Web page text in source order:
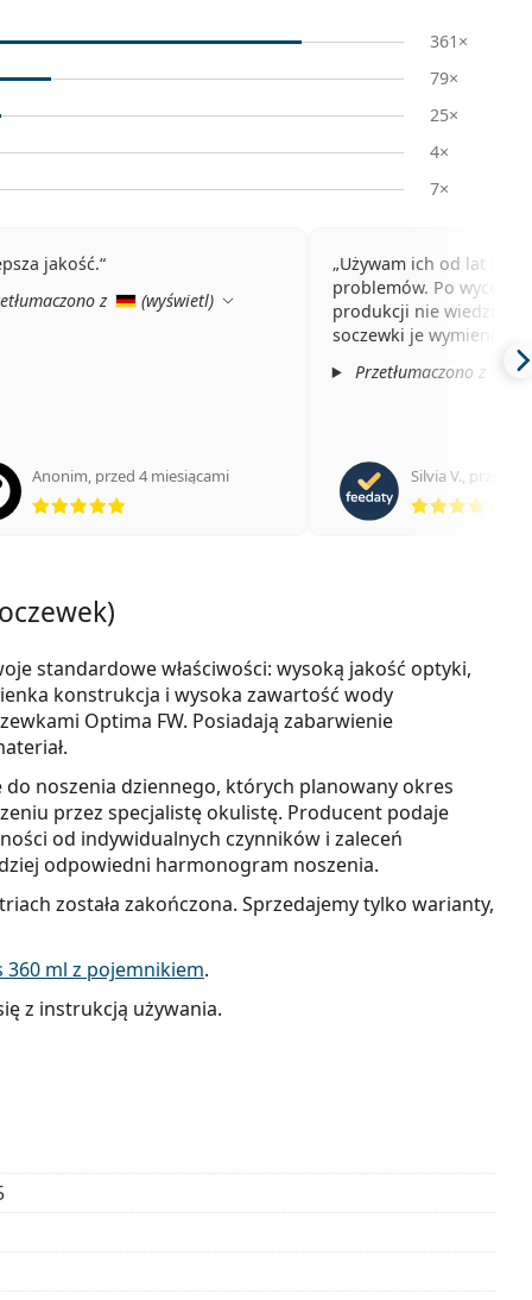
361×
79×
25×
4×
7×
jakość.
z
(wyświetl)
Anonim, przed 4 miesiącami
ocena 5 z 5
Używam ich od lat bez
problemów. Po
produkcji nie
soczewki je wymienić.
Przetłumaczono z
(
Silvia V., przed 8
standardowe właściwości: wysoką jakość optyki,
konstrukcja i wysoka zawartość wody
Optima FW. Posiadają zabarwienie
noszenia dziennego, których planowany okres
przez specjalistę okulistę. Producent podaje
od indywidualnych czynników i zaleceń
odpowiedni harmonogram noszenia.
została zakończona. Sprzedajemy tylko warianty,
360 ml z pojemnikiem.
z instrukcją używania.